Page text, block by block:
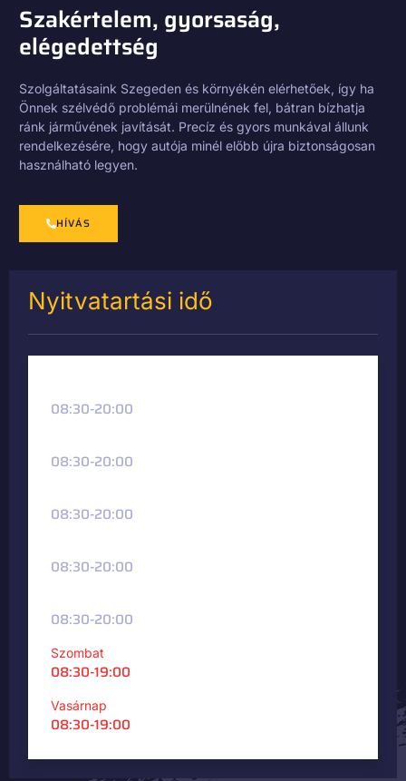
Szakértelem, gyorsaság,
elégedettség
Szolgáltatásaink Szegeden és környékén elérhetőek, így ha
Önnek szélvédő problémái merülnének fel, bátran bízhatja
ránk járművének javítását. Precíz és gyors munkával állunk
rendelkezésére, hogy autója minél előbb újra biztonságosan
használható legyen.
HÍVÁS
Nyitvatartási idő
08:30-20:00
08:30-20:00
08:30-20:00
08:30-20:00
08:30-20:00
Szombat
08:30-19:00
Vasárnap
08:30-19:00